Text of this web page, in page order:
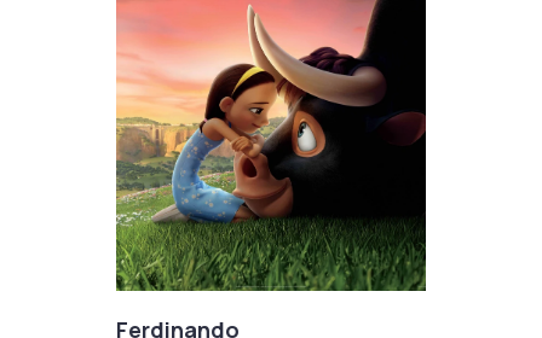
Ferdinando